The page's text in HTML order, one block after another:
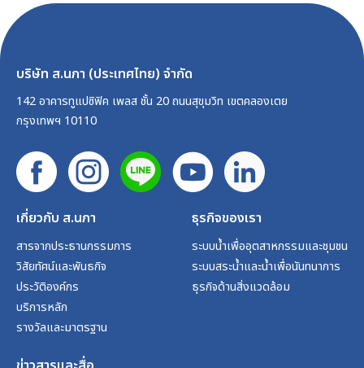
บริษัท ส.นภา (ประเทศไทย) จำกัด
142 อาคารทูแปซิฟิค เพลส ชั้น 20 ถนนสุขุมวิท เขตคลองเตย
กรุงเทพฯ 10110
เกี่ยวกับ ส.นภา
สารจากประธานกรรมการ
วิสัยทัศน์และพันธกิจ
ประวัติองค์กร
บริการหลัก
รางวัลและมาตรฐาน
ธุรกิจของเรา
ระบบน้ำเพื่ออุตสาหกรรมและชุมชน
ระบบสระน้ำและน้ำเพื่อนันทนาการ
ธุรกิจด้านสิ่งแวดล้อม